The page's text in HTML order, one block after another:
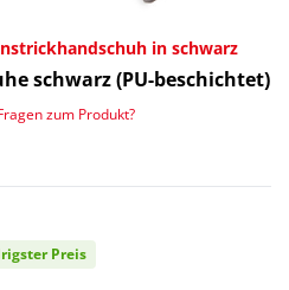
in schwarz
schwarz (PU-beschichtet)
zum Produkt?
Preis